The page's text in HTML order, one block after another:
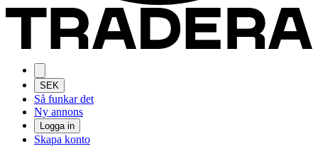
SEK
Så funkar det
Ny annons
Logga in
Skapa konto